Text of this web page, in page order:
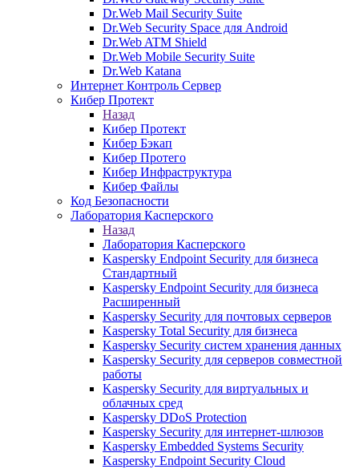
Dr.Web Mail Security Suite
Dr.Web Security Space для Android
Dr.Web ATM Shield
Dr.Web Mobile Security Suite
Dr.Web Katana
Интернет Контроль Сервер
Кибер Протект
Назад
Кибер Протект
Кибер Бэкап
Кибер Протего
Кибер Инфраструктура
Кибер Файлы
Код Безопасности
Лаборатория Касперского
Назад
Лаборатория Касперского
Kaspersky Endpoint Security для бизнеса
Стандартный
Kaspersky Endpoint Security для бизнеса
Расширенный
Kaspersky Security для почтовых серверов
Kaspersky Total Security для бизнеса
Kaspersky Security систем хранения данных
Kaspersky Security для серверов совместной
работы
Kaspersky Security для виртуальных и
облачных сред
Kaspersky DDoS Protection
Kaspersky Security для интернет-шлюзов
Kaspersky Embedded Systems Security
Kaspersky Endpoint Security Cloud